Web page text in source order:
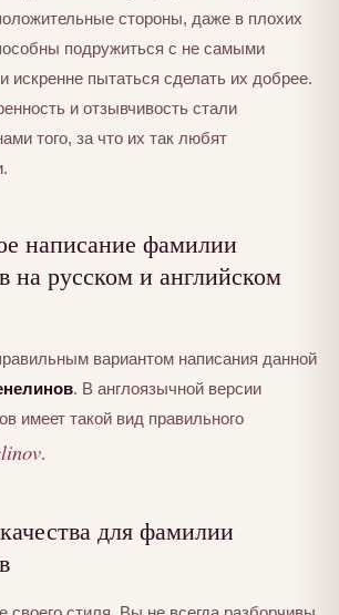
стороны, даже в плохих
подружиться с не самыми
пытаться сделать их добрее.
и отзывчивость стали
того, за что их так любят
написание фамилии
на русском и английском
вариантом написания данной
. В англоязычной версии
имеет такой вид правильного
.
для фамилии